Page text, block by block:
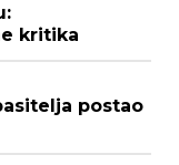
kritika
postao